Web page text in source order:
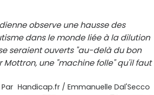
observe une hausse des
dans le monde liée à la dilution
seraient ouverts "au-delà du bon
Mottron, une "machine folle" qu'il faut
Par Handicap.fr / Emmanuelle Dal'Secco